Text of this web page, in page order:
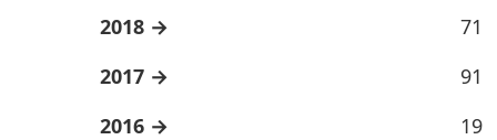
2018
71
2017
91
2016
19